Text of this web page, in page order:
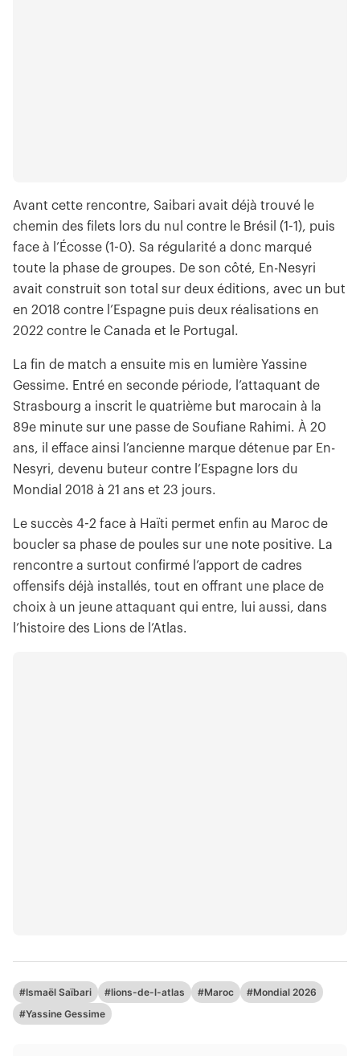
Avant cette rencontre, Saibari avait déjà trouvé le
chemin des filets lors du nul contre le Brésil (1-1), puis
face à l’Écosse (1-0). Sa régularité a donc marqué
toute la phase de groupes. De son côté, En-Nesyri
avait construit son total sur deux éditions, avec un but
en 2018 contre l’Espagne puis deux réalisations en
2022 contre le Canada et le Portugal.
La fin de match a ensuite mis en lumière Yassine
Gessime. Entré en seconde période, l’attaquant de
Strasbourg a inscrit le quatrième but marocain à la
89e minute sur une passe de Soufiane Rahimi. À 20
ans, il efface ainsi l’ancienne marque détenue par En-
Nesyri, devenu buteur contre l’Espagne lors du
Mondial 2018 à 21 ans et 23 jours.
Le succès 4-2 face à Haïti permet enfin au Maroc de
boucler sa phase de poules sur une note positive. La
rencontre a surtout confirmé l’apport de cadres
offensifs déjà installés, tout en offrant une place de
choix à un jeune attaquant qui entre, lui aussi, dans
l’histoire des Lions de l’Atlas.
#Ismaël Saïbari #lions-de-l-atlas #Maroc
#Mondial 2026
#Yassine Gessime